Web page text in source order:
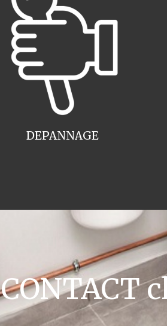
DEPANNAGE
CONTACT